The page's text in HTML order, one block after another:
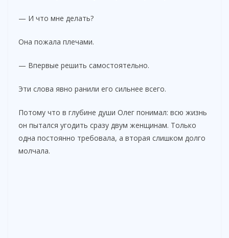
— И что мне делать?
Она пожала плечами.
— Впервые решить самостоятельно.
Эти слова явно ранили его сильнее всего.
Потому что в глубине души Олег понимал: всю жизнь
он пытался угодить сразу двум женщинам. Только
одна постоянно требовала, а вторая слишком долго
молчала.